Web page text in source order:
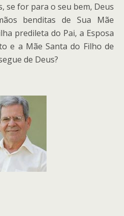
se for para o seu bem, Deus
benditas de Sua Mãe
predileta do Pai, a Esposa
e a Mãe Santa do Filho de
de Deus?